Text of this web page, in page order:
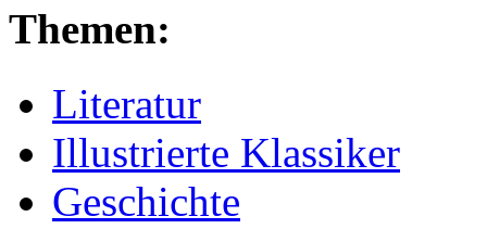
Themen:
Literatur
Illustrierte Klassiker
Geschichte